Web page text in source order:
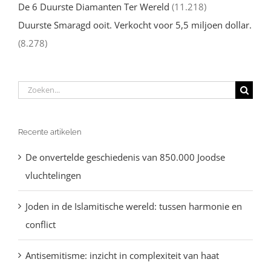
De 6 Duurste Diamanten Ter Wereld (11.218)
Duurste Smaragd ooit. Verkocht voor 5,5 miljoen dollar.
(8.278)
Zoeken
Recente artikelen
De onvertelde geschiedenis van 850.000 Joodse
vluchtelingen
Joden in de Islamitische wereld: tussen harmonie en
conflict
Antisemitisme: inzicht in complexiteit van haat